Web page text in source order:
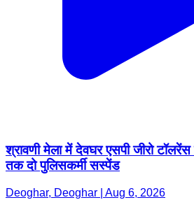
श्रावणी मेला में देवघर एसपी जीरो
तक दो पुलिसकर्मी सस्पेंड
Deoghar, Deoghar | Aug 6, 2026